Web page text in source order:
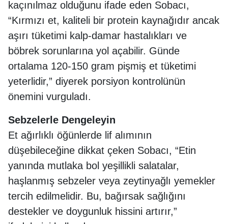
kaçınılmaz olduğunu ifade eden Sobacı,
“Kırmızı et, kaliteli bir protein kaynağıdır ancak
aşırı tüketimi kalp-damar hastalıkları ve
böbrek sorunlarına yol açabilir. Günde
ortalama 120-150 gram pişmiş et tüketimi
yeterlidir,” diyerek porsiyon kontrolünün
önemini vurguladı.
Sebzelerle Dengeleyin
Et ağırlıklı öğünlerde lif alımının
düşebileceğine dikkat çeken Sobacı, “Etin
yanında mutlaka bol yeşillikli salatalar,
haşlanmış sebzeler veya zeytinyağlı yemekler
tercih edilmelidir. Bu, bağırsak sağlığını
destekler ve doygunluk hissini artırır,”